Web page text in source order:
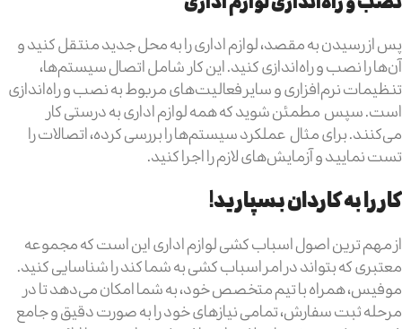
پس از رسیدن به مقصد، لوازم اداری را به محل جدید منتقل کنید و
آن‌ها را نصب و راه‌اندازی کنید. این کار شامل اتصال سیستم‌ها،
تنظیمات نرم‌افزاری و سایر فعالیت‌های مربوط به نصب و راه‌اندازی
است. سپس مطمئن شوید که همه لوازم اداری به درستی کار
می‌کنند. برای مثال عملکرد سیستم‌ها را بررسی کرده، اتصالات را
تست نمایید و آزمایش‌های لازم را اجرا کنید.
کار را به کاردان بسپارید!
از مهم ترین اصول اسباب کشی لوازم اداری این است که مجموعه
معتبری که بتواند در امر اسباب کشی به شما کند را شناسایی کنید.
موفیس، همراه با تیم متخصص خود، به شما امکان می‌دهد تا در
مرحله ثبت سفارش، تمامی نیازهای خود را به صورت دقیق و جامع